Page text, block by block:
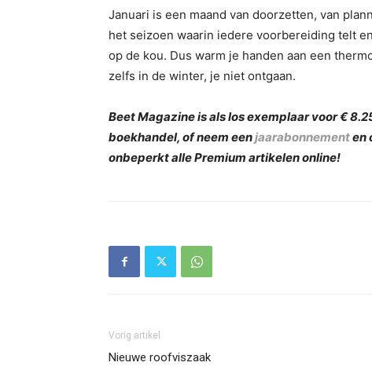
Januari is een maand van doorzetten, van
het seizoen waarin iedere voorbereiding telt
op de kou. Dus warm je handen aan een
zelfs in de winter, je niet ontgaan.
Beet Magazine is als los exemplaar voor €
boekhandel, of neem eenjaarabonnementen
onbeperkt alle Premium artikelen online!
Vorig artikel
Nieuwe roofviszaak